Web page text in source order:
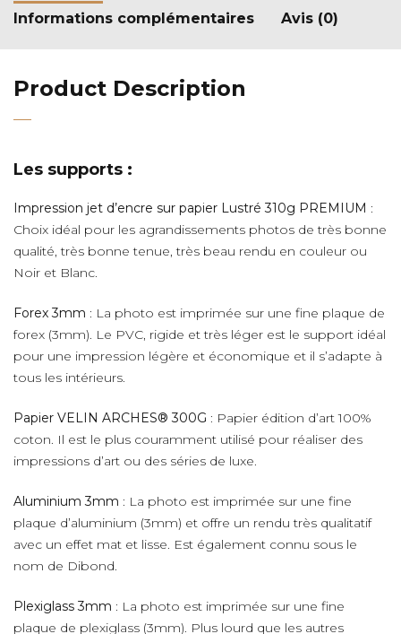
Informations complémentaires
Avis (0)
Product Description
Les supports :
Impression jet d’encre sur papier Lustré 310g PREMIUM :
Choix idéal pour les agrandissements photos de très bonne
qualité, très bonne tenue, très beau rendu en couleur ou
Noir et Blanc.
Forex 3mm : La photo est imprimée sur une fine plaque de
forex (3mm). Le PVC, rigide et très léger est le support idéal
pour une impression légère et économique et il s’adapte à
tous les intérieurs.
Papier VELIN ARCHES® 300G : Papier édition d’art 100%
coton. Il est le plus couramment utilisé pour réaliser des
impressions d’art ou des séries de luxe.
Aluminium 3mm : La photo est imprimée sur une fine
plaque d’aluminium (3mm) et offre un rendu très qualitatif
avec un effet mat et lisse. Est également connu sous le
nom de Dibond.
Plexiglass 3mm : La photo est imprimée sur une fine
plaque de plexiglass (3mm). Plus lourd que les autres